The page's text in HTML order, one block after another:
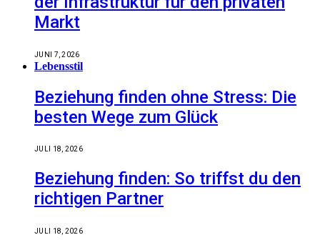
Markt
JUNI 7, 2026
Lebensstil
Beziehung finden ohne Stress: Die
besten Wege zum Glück
JULI 18, 2026
Beziehung finden: So triffst du den
richtigen Partner
JULI 18, 2026